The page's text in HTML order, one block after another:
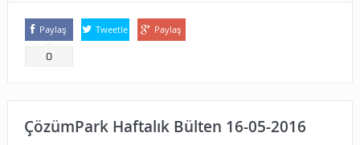
Paylaş
0
Tweetle Paylaş
ÇözümPark Haftalık Bülten 16-05-2016